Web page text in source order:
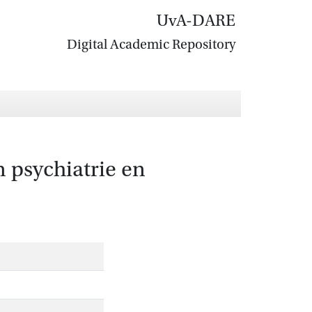
UvA-DARE
Digital Academic Repository
psychiatrie en